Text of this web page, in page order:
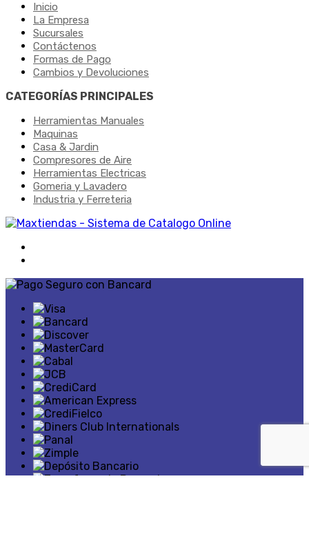
Inicio
La Empresa
Sucursales
Contáctenos
Formas de Pago
Cambios y Devoluciones
CATEGORÍAS PRINCIPALES
Herramientas Manuales
Maquinas
Casa & Jardin
Compresores de Aire
Herramientas Electricas
Gomeria y Lavadero
Industria y Ferreteria